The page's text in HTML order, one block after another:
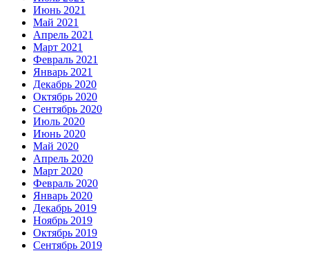
Июнь 2021
Май 2021
Апрель 2021
Март 2021
Февраль 2021
Январь 2021
Декабрь 2020
Октябрь 2020
Сентябрь 2020
Июль 2020
Июнь 2020
Май 2020
Апрель 2020
Март 2020
Февраль 2020
Январь 2020
Декабрь 2019
Ноябрь 2019
Октябрь 2019
Сентябрь 2019